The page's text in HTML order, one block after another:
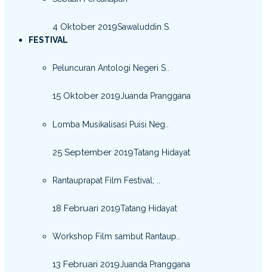
4 Oktober 2019Sawaluddin S.
FESTIVAL
Peluncuran Antologi Negeri S..
15 Oktober 2019Juanda Pranggana
Lomba Musikalisasi Puisi Neg..
25 September 2019Tatang Hidayat
Rantauprapat Film Festival; ..
18 Februari 2019Tatang Hidayat
Workshop Film sambut Rantaup..
13 Februari 2019Juanda Pranggana